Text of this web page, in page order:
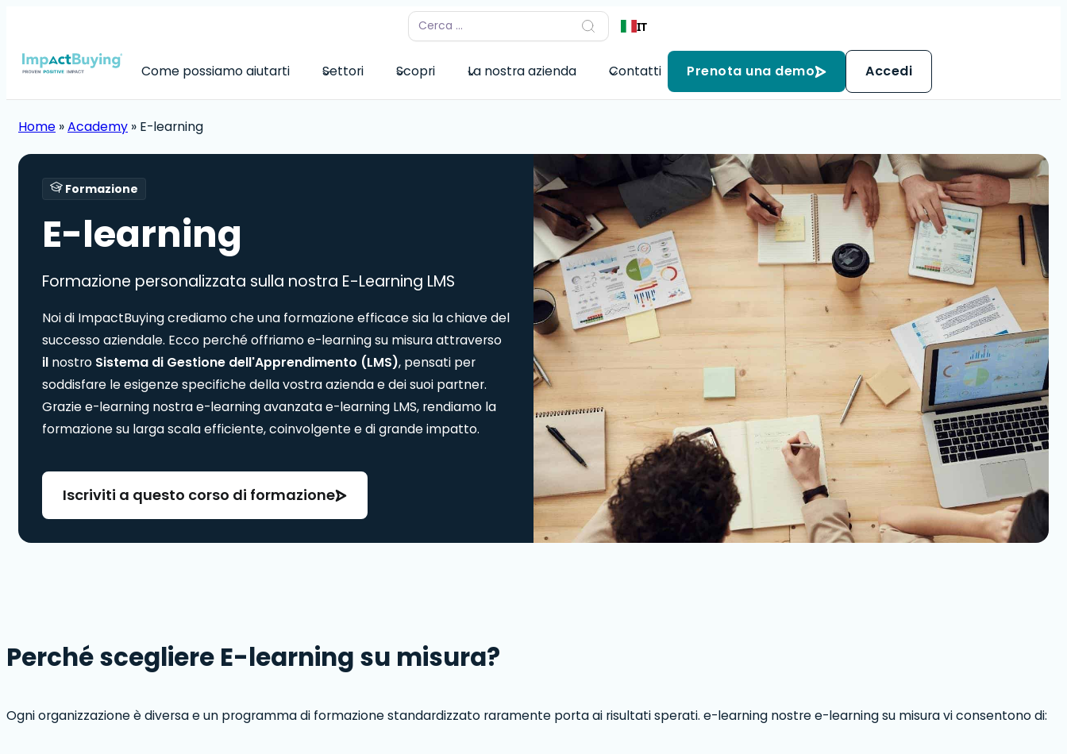
content
IT
Come possiamo aiutarti Settori Scopri La nostra azienda Contatti Prenota una demo Accedi
Home »Academy » E-learning
Formazione
E-learning
Formazione personalizzata sulla nostra E-Learning LMS
Noi di ImpactBuying crediamo che una formazione efficace sia la chiave del
successo aziendale. Ecco perché offriamo e-learning su misura attraverso
il nostro Sistema di Gestione dell'Apprendimento (LMS), pensati per
soddisfare le esigenze specifiche della vostra azienda e dei suoi partner.
Grazie e-learning nostra e-learning avanzata e-learning LMS, rendiamo la
formazione su larga scala efficiente, coinvolgente e di grande impatto.
Iscriviti a questo corso di formazione
Perché scegliere E-learning su misura?
Ogni organizzazione è diversa e un programma di formazione standardizzato raramente porta ai risultati sperati. e-learning nostre e-learning su misura vi consentono di: